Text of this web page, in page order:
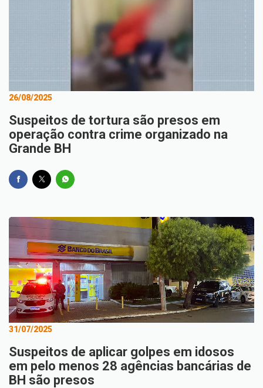
26/08/2025
Suspeitos de tortura são presos em
operação contra crime organizado na
Grande BH
31/07/2025
Suspeitos de aplicar golpes em idosos
em pelo menos 28 agências bancárias de
BH são presos